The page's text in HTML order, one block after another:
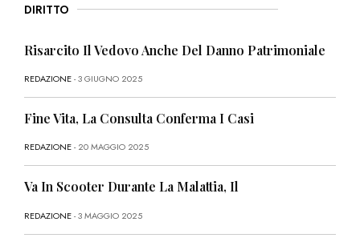
DIRITTO
Risarcito Il Vedovo Anche Del Danno Patrimoniale
REDAZIONE- 3 GIUGNO 2025
Fine Vita, La Consulta Conferma I Casi
REDAZIONE- 20 MAGGIO 2025
Va In Scooter Durante La Malattia, Il
REDAZIONE- 3 MAGGIO 2025